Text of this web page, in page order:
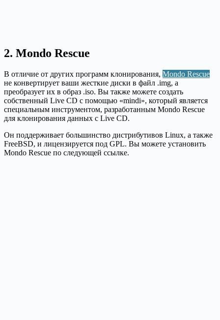
2. Mondo Rescue
В отличие от других программ клонирования, Mondo Rescue
не конвертирует ваши жесткие диски в файл .img, а
преобразует их в образ .iso. Вы также можете создать
собственный Live CD с помощью «mindi», который является
специальным инструментом, разработанным Mondo Rescue
для клонирования данных с Live CD.
Он поддерживает большинство дистрибутивов Linux, а также
FreeBSD, и лицензируется под GPL. Вы можете установить
Mondo Rescue по следующей ссылке.